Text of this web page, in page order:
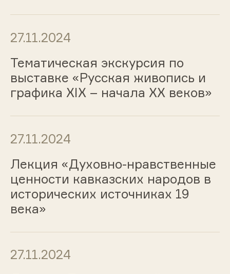
27.11.2024
Тематическая экскурсия по
выставке «Русская живопись и
графика ХIХ – начала ХХ веков»
27.11.2024
Лекция «Духовно-нравственные
ценности кавказских народов в
исторических источниках 19
века»
27.11.2024